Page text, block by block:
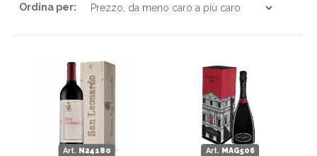
Ordina per:
Art. N24180 Art. MAG506